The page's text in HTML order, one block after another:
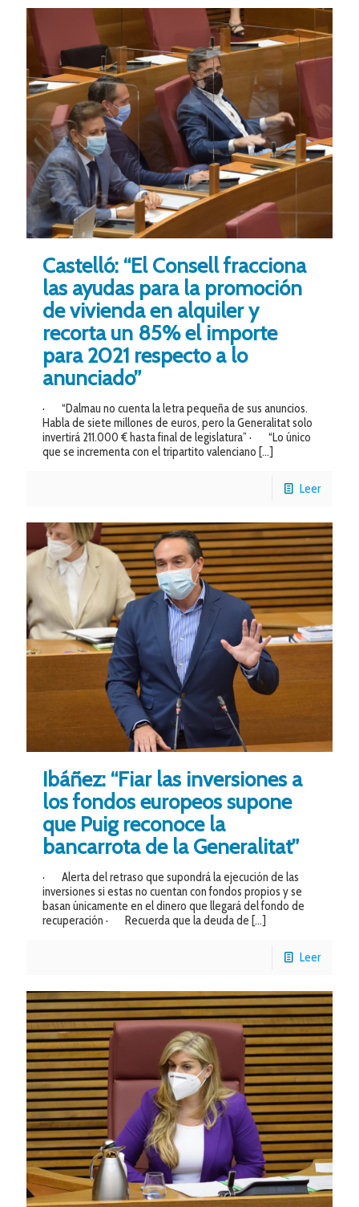
Castelló: “El Consell fracciona
las ayudas para la promoción
de vivienda en alquiler y
recorta un 85% el importe
para 2021 respecto a lo
anunciado”
· “Dalmau no cuenta la letra pequeña de sus anuncios.
Habla de siete millones de euros, pero la Generalitat solo
invertirá 211.000 € hasta final de legislatura” · “Lo único
que se incrementa con el tripartito valenciano […]
Leer
Ibáñez: “Fiar las inversiones a
los fondos europeos supone
que Puig reconoce la
bancarrota de la Generalitat”
· Alerta del retraso que supondrá la ejecución de las
inversiones si estas no cuentan con fondos propios y se
basan únicamente en el dinero que llegará del fondo de
recuperación · Recuerda que la deuda de […]
Leer